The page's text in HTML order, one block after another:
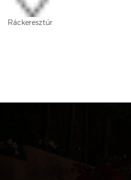
Ráckeresztúr